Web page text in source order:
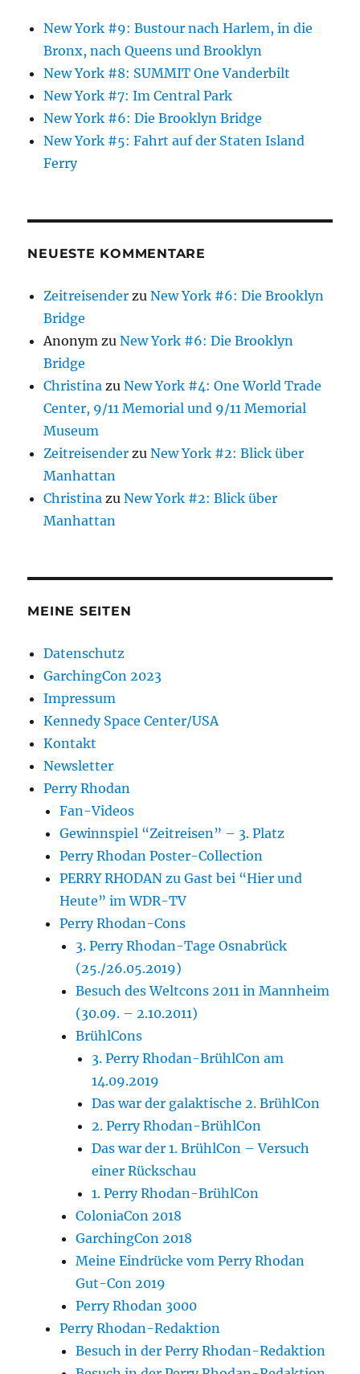
New York #9: Bustour nach Harlem, in die
Bronx, nach Queens und Brooklyn
New York #8: SUMMIT One Vanderbilt
New York #7: Im Central Park
New York #6: Die Brooklyn Bridge
New York #5: Fahrt auf der Staten Island
Ferry
NEUESTE KOMMENTARE
Zeitreisender zuNew York #6: Die Brooklyn
Bridge
Anonym zuNew York #6: Die Brooklyn
Bridge
Christina zuNew York #4: One World Trade
Center, 9/11 Memorial und 9/11 Memorial
Museum
Zeitreisender zuNew York #2: Blick über
Manhattan
Christina zuNew York #2: Blick über
Manhattan
MEINE SEITEN
Datenschutz
GarchingCon 2023
Impressum
Kennedy Space Center/USA
Kontakt
Newsletter
Perry Rhodan
Fan-Videos
Gewinnspiel “Zeitreisen” – 3. Platz
Perry Rhodan Poster-Collection
PERRY RHODAN zu Gast bei “Hier und
Heute” im WDR-TV
Perry Rhodan-Cons
3. Perry Rhodan-Tage Osnabrück
(25./26.05.2019)
Besuch des Weltcons 2011 in Mannheim
(30.09. – 2.10.2011)
BrühlCons
3. Perry Rhodan-BrühlCon am
14.09.2019
Das war der galaktische 2. BrühlCon
2. Perry Rhodan-BrühlCon
Das war der 1. BrühlCon – Versuch
einer Rückschau
1. Perry Rhodan-BrühlCon
ColoniaCon 2018
GarchingCon 2018
Meine Eindrücke vom Perry Rhodan
Gut-Con 2019
Perry Rhodan 3000
Perry Rhodan-Redaktion
Besuch in der Perry Rhodan-Redaktion